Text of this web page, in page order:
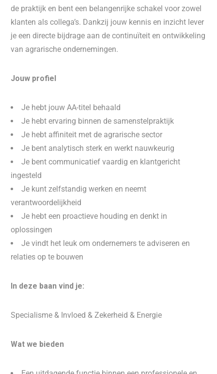
de praktijk en bent een belangenrijke schakel voor zowel
klanten als collega’s. Dankzij jouw kennis en inzicht lever
je een directe bijdrage aan de continuïteit en ontwikkeling
van agrarische ondernemingen.
Jouw profiel
Je hebt jouw AA-titel behaald
Je hebt ervaring binnen de samenstelpraktijk
Je hebt affiniteit met de agrarische sector
Je bent analytisch sterk en werkt nauwkeurig
Je bent communicatief vaardig en klantgericht
ingesteld
Je kunt zelfstandig werken en neemt
verantwoordelijkheid
Je hebt een proactieve houding en denkt in
oplossingen
Je vindt het leuk om ondernemers te adviseren en
relaties op te bouwen
In deze baan vind je:
Specialisme & Invloed & Zekerheid & Energie
Wat we bieden